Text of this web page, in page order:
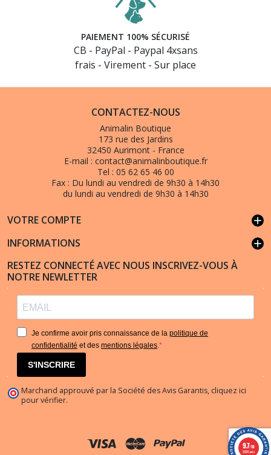
PAIEMENT 100% SÉCURISÉ
CB - PayPal - Paypal 4xsans
frais - Virement - Sur place
CONTACTEZ-NOUS
Animalin Boutique
173 rue des Jardins
32450 Aurimont - France
E-mail : contact@animalinboutique.fr
Tel : 05 62 65 46 00
Fax : Du lundi au vendredi de 9h30 à 14h30
du lundi au vendredi de 9h30 à 14h30
VOTRE COMPTE add
INFORMATIONS add
RESTEZ CONNECTÉ AVEC NOUS INSCRIVEZ-VOUS À
NOTRE NEWLETTER
Je confirme avoir pris connaissance de la politique de
confidentialité et des mentions légales.
S'INSCRIRE
Marchand approuvé par la Société des Avis Garantis, cliquez ici
pour vérifier.
9.7/10
5836 avis